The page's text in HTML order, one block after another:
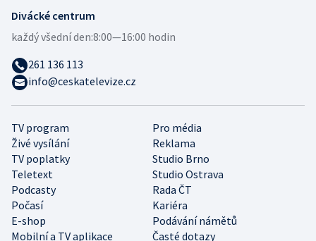
TV program
Pro média
Živé vysílání
Reklama
TV poplatky
Studio Brno
Teletext
Studio Ostrava
Podcasty
Rada ČT
Počasí
Kariéra
E-shop
Podávání námětů
Mobilní a TV aplikace
Časté dotazy
Divácké centrum
každý všední den:8:00—16:00 hodin
261 136 113
info@ceskatelevize.cz